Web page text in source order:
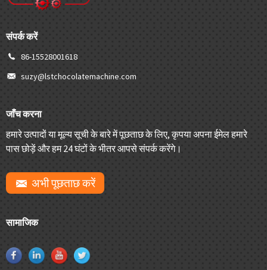
संपर्क करें
86-15528001618
suzy@lstchocolatemachine.com
जाँच करना
हमारे उत्पादों या मूल्य सूची के बारे में पूछताछ के लिए, कृपया अपना ईमेल हमारे
पास छोड़ें और हम 24 घंटों के भीतर आपसे संपर्क करेंगे।
अभी पूछताछ करें
सामाजिक